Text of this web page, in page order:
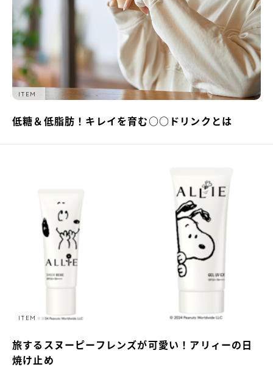
ITEM
低糖＆低脂肪！キレイを育む○○ドリンクとは
ITEM
旅するスヌーピーフレンズが可愛い！アリィーの日
焼け止め